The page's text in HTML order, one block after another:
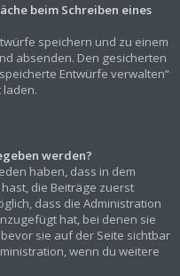
beim Schreiben eines
speichern und zu einem
absenden. Den gesicherten
Entwürfe verwalten“
laden.
werden?
haben, dass in dem
die Beiträge zuerst
dass die Administration
hat, bei denen sie
sie auf der Seite sichtbar
wenn du weitere